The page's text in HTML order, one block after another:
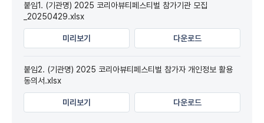
붙임1. (기관명) 2025 코리아뷰티페스티벌 참가기관 모집
_20250429.xlsx
미리보기 다운로드
붙임2. (기관명) 2025 코리아뷰티페스티벌 참가자 개인정보 활용
동의서.xlsx
미리보기 다운로드